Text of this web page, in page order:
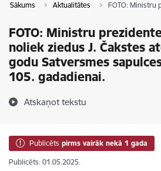
Sākums Aktualitātes FOTO: Ministru
FOTO: Ministru
noliek ziedus J. Čakstes
godu Satversmes
105. gadadienai.
Atskaņot tekstu
Publicēts pirms vairāk nekā 1 gada
Publicēts: 01.05.2025.